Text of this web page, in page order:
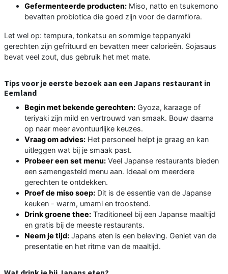
Gefermenteerde producten: Miso, natto en tsukemono
bevatten probiotica die goed zijn voor de darmflora.
Let wel op: tempura, tonkatsu en sommige teppanyaki
gerechten zijn gefrituurd en bevatten meer calorieën. Sojasaus
bevat veel zout, dus gebruik het met mate.
Tips voor je eerste bezoek aan een Japans restaurant in
Eemland
Begin met bekende gerechten: Gyoza, karaage of
teriyaki zijn mild en vertrouwd van smaak. Bouw daarna
op naar meer avontuurlijke keuzes.
Vraag om advies: Het personeel helpt je graag en kan
uitleggen wat bij je smaak past.
Probeer een set menu: Veel Japanse restaurants bieden
een samengesteld menu aan. Ideaal om meerdere
gerechten te ontdekken.
Proef de miso soep: Dit is de essentie van de Japanse
keuken - warm, umami en troostend.
Drink groene thee: Traditioneel bij een Japanse maaltijd
en gratis bij de meeste restaurants.
Neem je tijd: Japans eten is een beleving. Geniet van de
presentatie en het ritme van de maaltijd.